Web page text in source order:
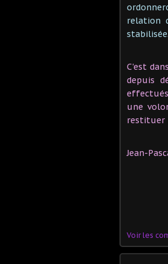
relation
stabilisée.
C'est
depuis
une
restituer
Jean-
Voir les